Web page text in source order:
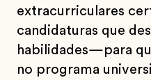
extracurriculares
candidaturas que
habilidades—para
no programa